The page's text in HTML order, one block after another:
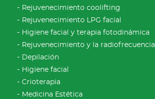
Rejuvenecimiento coolifting
Rejuvenecimiento LPG facial
Higiene facial y terapia fotodinámica
Rejuvenecimiento y la radiofrecuencia
Depilación
Higiene facial
Crioterapia
Medicina Estética